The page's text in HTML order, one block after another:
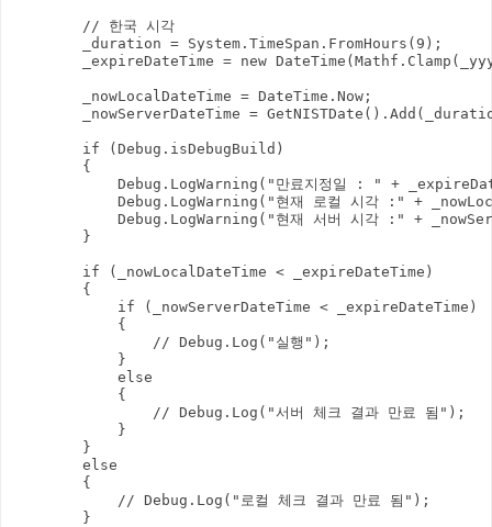
        // 한국 시각
        _duration = System.TimeSpan.FromHours(9);
_expireDateTime = new
        _nowLocalDateTime = DateTime.Now;
_nowServerDateTime =
        if (Debug.isDebugBuild)
        {
Debug.LogWarning("만료지정일 : " +
Debug.LogWarning("현재 로컬 시각 :" +
Debug.LogWarning("현재 서버 시각 :" +
        }
        if (_nowLocalDateTime < _expireDateTime)
        {
            if (_nowServerDateTime < _expireDateTime)
            {
                // Debug.Log("실행");
            }
            else
            {
                // Debug.Log("서버 체크 결과 만료 됨");
            }
        }
        else
        {
            // Debug.Log("로컬 체크 결과 만료 됨");
        }